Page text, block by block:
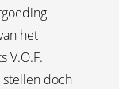
het
V.O.F.
stellen doch